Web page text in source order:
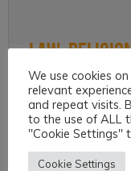
Law,
Nella società
religiosa anche
assunto tra gli
2015. Ogni persona
stile di vita e la
We use cookies
relevant
and repeat visits.
to the use of ALL
"Cookie Settings"
Cookie Settings